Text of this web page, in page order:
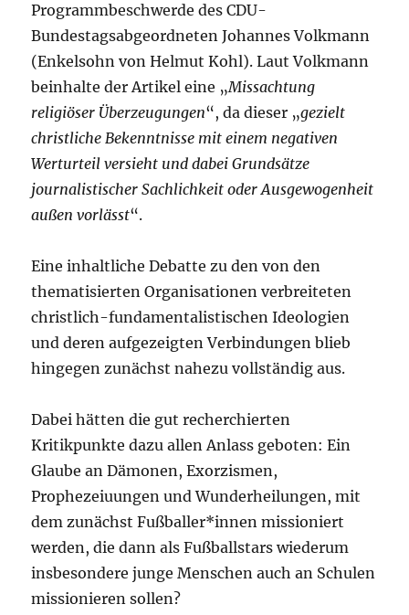
Programmbeschwerde des CDU-
Bundestagsabgeordneten Johannes Volkmann
(Enkelsohn von Helmut Kohl). Laut Volkmann
beinhalte der Artikel eine „Missachtung
religiöser Überzeugungen“, da dieser „gezielt
christliche Bekenntnisse mit einem negativen
Werturteil versieht und dabei Grundsätze
journalistischer Sachlichkeit oder Ausgewogenheit
außen vorlässt“.
Eine inhaltliche Debatte zu den von den
thematisierten Organisationen verbreiteten
christlich-fundamentalistischen Ideologien
und deren aufgezeigten Verbindungen blieb
hingegen zunächst nahezu vollständig aus.
Dabei hätten die gut recherchierten
Kritikpunkte dazu allen Anlass geboten: Ein
Glaube an Dämonen, Exorzismen,
Prophezeiuungen und Wunderheilungen, mit
dem zunächst Fußballer*innen missioniert
werden, die dann als Fußballstars wiederum
insbesondere junge Menschen auch an Schulen
missionieren sollen?